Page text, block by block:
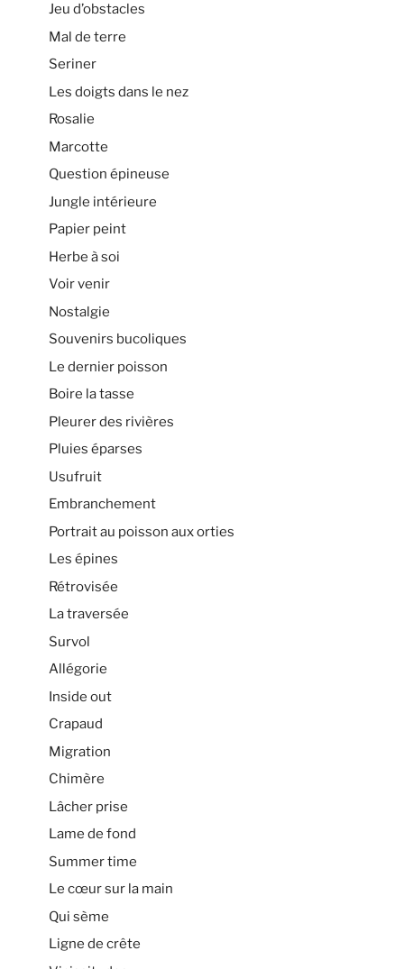
Jeu d’obstacles
Mal de terre
Seriner
Les doigts dans le nez
Rosalie
Marcotte
Question épineuse
Jungle intérieure
Papier peint
Herbe à soi
Voir venir
Nostalgie
Souvenirs bucoliques
Le dernier poisson
Boire la tasse
Pleurer des rivières
Pluies éparses
Usufruit
Embranchement
Portrait au poisson aux orties
Les épines
Rétrovisée
La traversée
Survol
Allégorie
Inside out
Crapaud
Migration
Chimère
Lâcher prise
Lame de fond
Summer time
Le cœur sur la main
Qui sème
Ligne de crête